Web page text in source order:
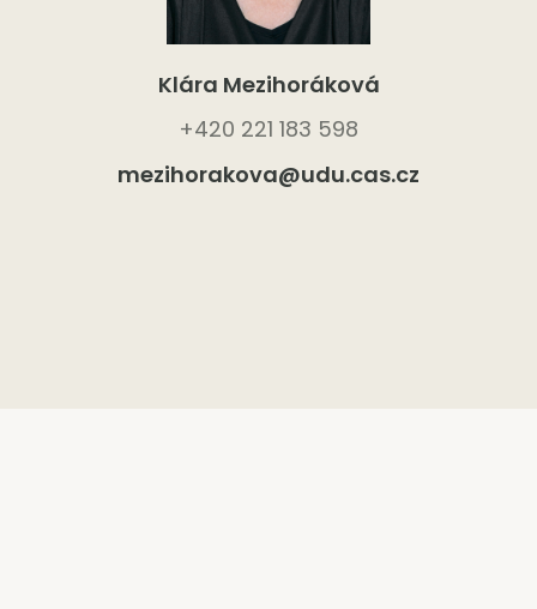
Klára Mezihoráková
+420 221 183 598
mezihorakova@udu.cas.cz